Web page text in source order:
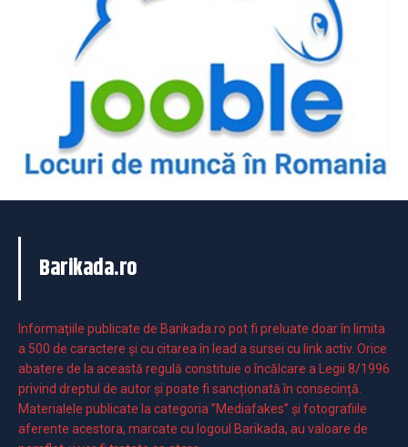
Barikada.ro
Informaţiile publicate de Barikada.ro pot fi preluate doar în limita
a 500 de caractere şi cu citarea în lead a sursei cu link activ. Orice
abatere de la această regulă constituie o încălcare a Legii 8/1996
privind dreptul de autor și poate fi sancționată în consecință.
Materialele publicate la categoria ”Mediafakes” și fotografiile
aferente acestora, marcate cu logoul Barikada, au valoare de